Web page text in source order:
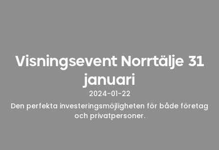
Visningsevent Norrtälje 31
januari
2024-01-22
Den perfekta investeringsmöjligheten för både företag
och privatpersoner.